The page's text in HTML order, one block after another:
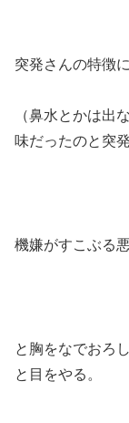
突発さんの特徴
（鼻水とかは出
味だったのと突
機嫌がすこぶる
と胸をなでおろ
と目をやる。